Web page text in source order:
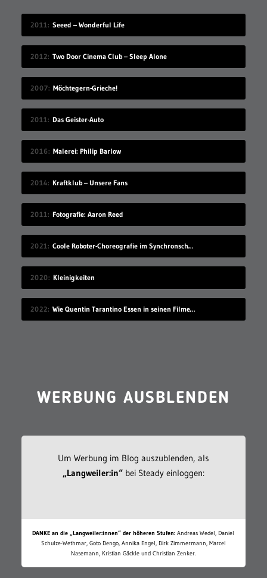
2011 Seeed – Wonderful Life
2012 Two Door Cinema Club – Sleep Alone
2007 Möchtegern-Grieche!
2011 Das Geister-Auto
2016 Malerei: Philip Barlow
2014 Kraftklub – Unsere Fans
2011 Fotografie: Aaron Reed
2021 Coole Roboter-Choreografie im Synchronschwimmen
2020 Kleinigkeiten
2022 Wie Quentin Tarantino Essen in seinen Filmen einsetzt
WERBUNG AUSBLENDEN
Um Werbung im Blog auszublenden, als
„Langweiler:in“bei Steady einloggen:
DANKE an die „Langweiler:innen“ der höheren Stufen: Andreas Wedel, Daniel
Schulze-Wethmar, Goto Dengo, Annika Engel, Dirk Zimmermann, Marcel
Nasemann, Kristian Gäckle und Christian Zenker.